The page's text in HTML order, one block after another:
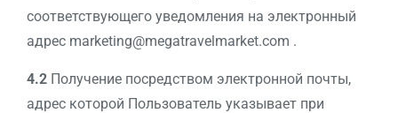
соответствующего уведомления на электронный
адрес marketing@megatravelmarket.com .
4.2 Получение посредством электронной почты,
адрес которой Пользователь указывает при